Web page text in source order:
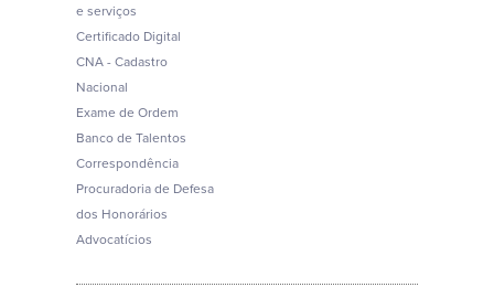
e serviços
Certificado Digital
CNA - Cadastro
Nacional
Exame de Ordem
Banco de Talentos
Correspondência
Procuradoria de Defesa
dos Honorários
Advocatícios